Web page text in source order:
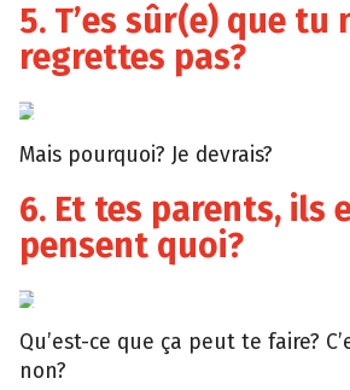
5. T’es sûr(e) que tu
regrettes pas?
Giphy
Mais pourquoi? Je devrais?
6. Et tes parents, ils
pensent quoi?
Giphy
Qu’est-ce que ça peut te faire?
non?